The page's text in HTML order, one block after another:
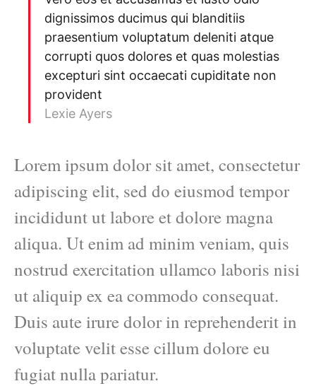
dignissimos ducimus qui blanditiis
praesentium voluptatum deleniti atque
corrupti quos dolores et quas molestias
excepturi sint occaecati cupiditate non
provident
Lexie Ayers
Lorem ipsum dolor sit amet, consectetur
adipiscing elit, sed do eiusmod tempor
incididunt ut labore et dolore magna
aliqua. Ut enim ad minim veniam, quis
nostrud exercitation ullamco laboris nisi
ut aliquip ex ea commodo consequat.
Duis aute irure dolor in reprehenderit in
voluptate velit esse cillum dolore eu
fugiat nulla pariatur.